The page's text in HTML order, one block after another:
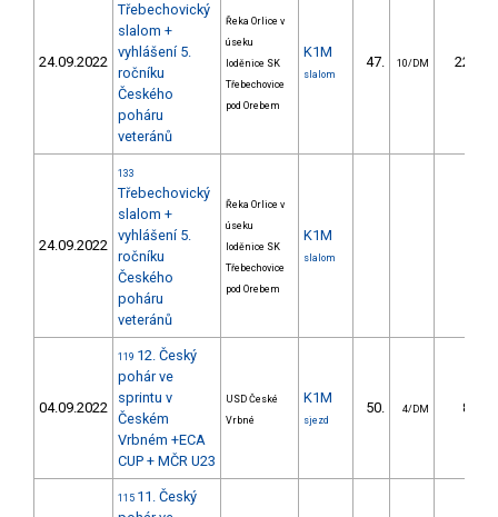
24.09.2022
Třebechovický
slalom +
vyhlášení 5.
ročníku
Českého
poháru
veteránů
Řeka Orlice v
úseku
loděnice SK
Třebechovice
pod Orebem
K1M
slalom
47. 10/DM 22.07
24.09.2022
133
Třebechovický
slalom +
vyhlášení 5.
ročníku
Českého
poháru
veteránů
Řeka Orlice v
úseku
loděnice SK
Třebechovice
pod Orebem
K1M
slalom
04.09.2022
119 12. Český
pohár ve
sprintu v
Českém
Vrbném +ECA
CUP + MČR U23
USD České
Vrbné
K1M
sjezd
50. 4/DM 8.20
115 11. Český